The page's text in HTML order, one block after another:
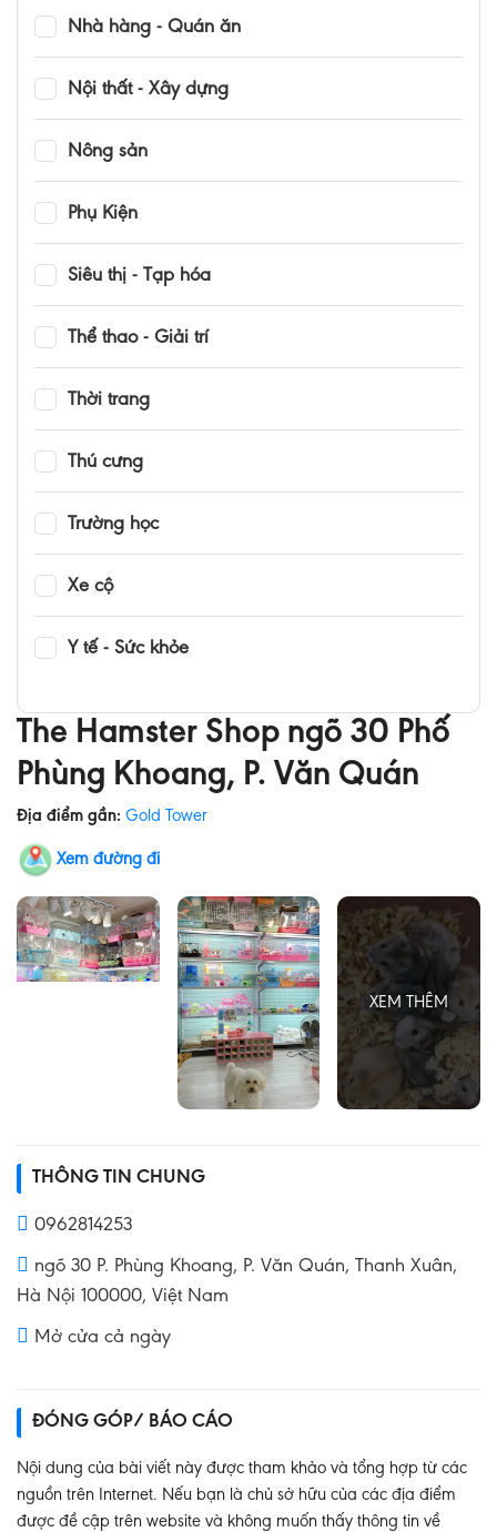
Nhà hàng - Quán ăn
Nội thất - Xây dựng
Nông sản
Phụ Kiện
Siêu thị - Tạp hóa
Thể thao - Giải trí
Thời trang
Thú cưng
Trường học
Xe cộ
Y tế - Sức khỏe
The Hamster Shop ngõ 30 Phố
Phùng Khoang, P. Văn Quán
Địa điểm gần: Gold Tower
Xem đường đi
THÔNG TIN CHUNG
0962814253
ngõ 30 P. Phùng Khoang, P. Văn Quán, Thanh Xuân,
Hà Nội 100000, Việt Nam
Mở cửa cả ngày
ĐÓNG GÓP/ BÁO CÁO
Nội dung của bài viết này được tham khảo và tổng hợp từ các
nguồn trên Internet. Nếu bạn là chủ sở hữu của các địa điểm
được đề cập trên website và không muốn thấy thông tin về